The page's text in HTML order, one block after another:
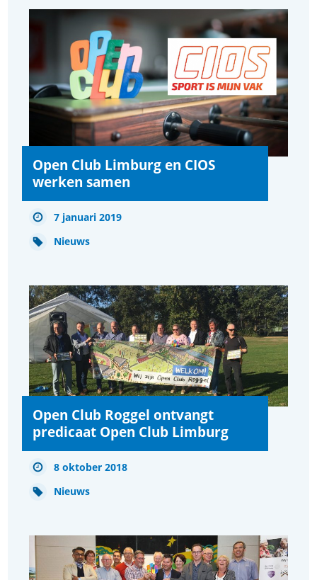
Open Club Limburg en CIOS
werken samen
7 januari 2019
Nieuws
Open Club Roggel ontvangt
predicaat Open Club Limburg
8 oktober 2018
Nieuws